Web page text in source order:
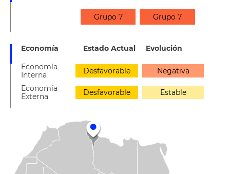
Grupo 7 Grupo 7
Economía Estado Actual
Evolución
Economía
Interna
Desfavorable
Negativa
Economía
Externa
Desfavorable Estable